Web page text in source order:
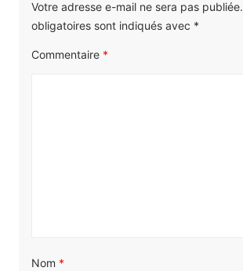
Votre adresse e-mail ne sera pas publiée.
obligatoires sont indiqués avec *
Commentaire *
Nom *